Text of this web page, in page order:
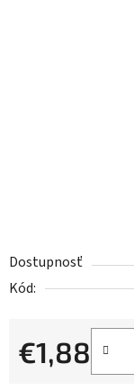
Dostupnosť
Kód:
€1,88
Jednotková cena: